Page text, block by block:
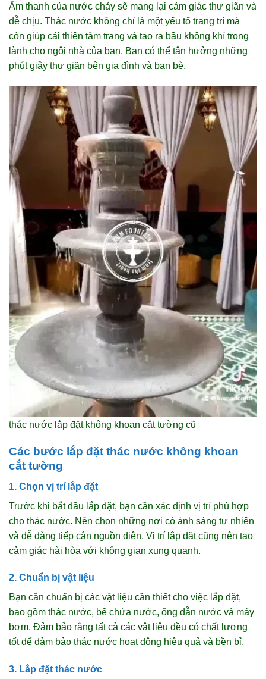
Âm thanh của nước chảy sẽ mang lại cảm giác thư giãn và
dễ chịu. Thác nước không chỉ là một yếu tố trang trí mà
còn giúp cải thiện tâm trạng và tạo ra bầu không khí trong
lành cho ngôi nhà của bạn. Bạn có thể tận hưởng những
phút giây thư giãn bên gia đình và bạn bè.
thác nước lắp đặt không khoan cắt tường cũ
Các bước lắp đặt thác nước không khoan
cắt tường
1. Chọn vị trí lắp đặt
Trước khi bắt đầu lắp đặt, bạn cần xác định vị trí phù hợp
cho thác nước. Nên chọn những nơi có ánh sáng tự nhiên
và dễ dàng tiếp cận nguồn điện. Vị trí lắp đặt cũng nên tạo
cảm giác hài hòa với không gian xung quanh.
2. Chuẩn bị vật liệu
Bạn cần chuẩn bị các vật liệu cần thiết cho việc lắp đặt,
bao gồm thác nước, bể chứa nước, ống dẫn nước và máy
bơm. Đảm bảo rằng tất cả các vật liệu đều có chất lượng
tốt để đảm bảo thác nước hoạt động hiệu quả và bền bỉ.
3. Lắp đặt thác nước